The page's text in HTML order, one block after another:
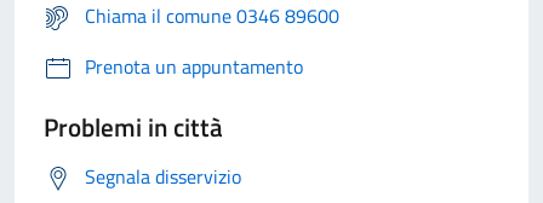
Chiama il comune 0346 89600
Prenota un appuntamento
Problemi in città
Segnala disservizio